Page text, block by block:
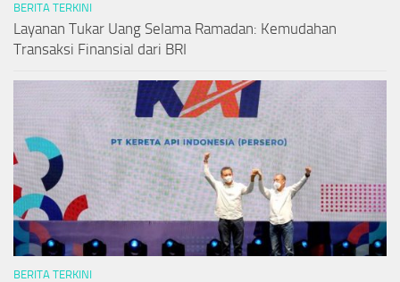
BERITA TERKINI
Layanan Tukar Uang Selama Ramadan: Kemudahan
Transaksi Finansial dari BRI
BERITA TERKINI